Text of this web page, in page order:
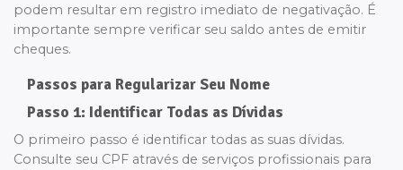
podem resultar em registro imediato de negativação. É
importante sempre verificar seu saldo antes de emitir
cheques.
Passos para Regularizar Seu Nome
Passo 1: Identificar Todas as Dívidas
O primeiro passo é identificar todas as suas dívidas.
Consulte seu CPF através de serviços profissionais para